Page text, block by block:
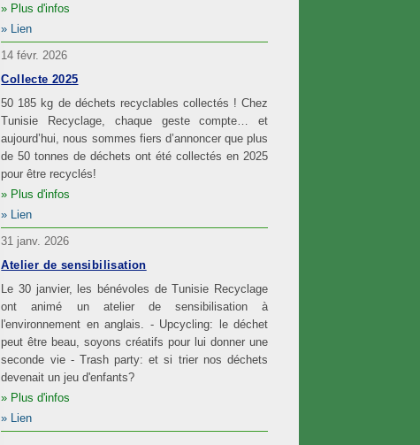
Plus d'infos
Lien
14 févr. 2026
Collecte 2025
50 185 kg de déchets recyclables collectés ! Chez
Tunisie Recyclage, chaque geste compte… et
aujourd’hui, nous sommes fiers d’annoncer que plus
de 50 tonnes de déchets ont été collectés en 2025
pour être recyclés!
Plus d'infos
Lien
31 janv. 2026
Atelier de sensibilisation
Le 30 janvier, les bénévoles de Tunisie Recyclage
ont animé un atelier de sensibilisation à
l'environnement en anglais. - Upcycling: le déchet
peut être beau, soyons créatifs pour lui donner une
seconde vie - Trash party: et si trier nos déchets
devenait un jeu d'enfants?
Plus d'infos
Lien